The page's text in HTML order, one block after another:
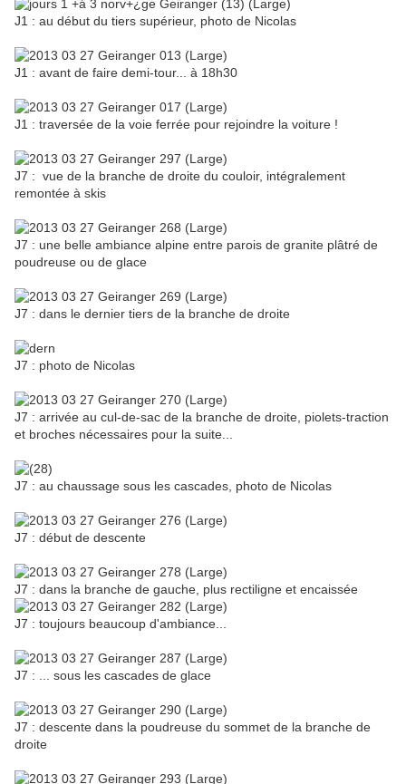
J1 : au début du tiers supérieur, photo de Nicolas
J1 : avant de faire demi-tour... à 18h30
J1 : traversée de la voie ferrée pour rejoindre la voiture !
J7 : vue de la branche de droite du couloir, intégralement
remontée à skis
J7 : une belle ambiance alpine entre parois de granite plâtré de
poudreuse ou de glace
J7 : dans le dernier tiers de la branche de droite
J7 : photo de Nicolas
J7 : arrivée au cul-de-sac de la branche de droite, piolets-traction
et broches nécessaires pour la suite...
J7 : au chaussage sous les cascades, photo de Nicolas
J7 : début de descente
J7 : dans la branche de gauche, plus rectiligne et encaissée
J7 : toujours beaucoup d'ambiance...
J7 : ... sous les cascades de glace
J7 : descente dans la poudreuse du sommet de la branche de
droite